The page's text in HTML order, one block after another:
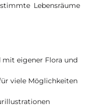
Lebensräume
eigener Flora und
viele Möglichkeiten